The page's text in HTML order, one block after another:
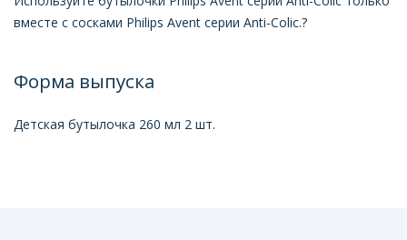
вместе с сосками Philips Avent серии Anti-Colic.?
Форма выпуска
Детская бутылочка 260 мл 2 шт.